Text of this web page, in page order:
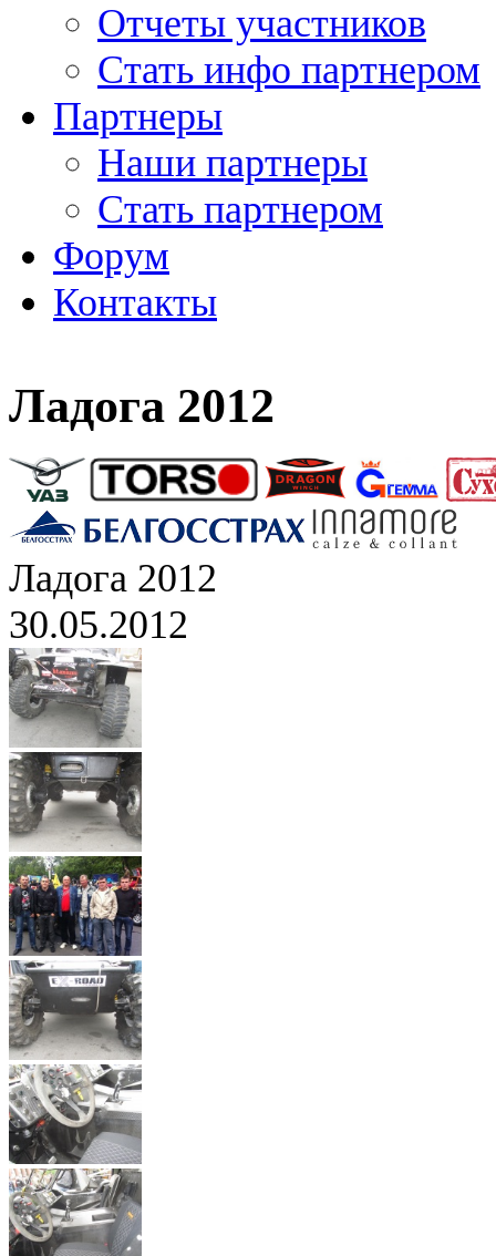
Отчеты участников
Стать инфо партнером
Партнеры
Наши партнеры
Стать партнером
Форум
Контакты
Ладога 2012
Ладога 2012
30.05.2012